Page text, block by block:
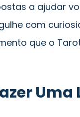
a ajudar
com
que o